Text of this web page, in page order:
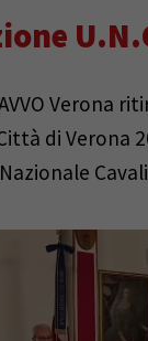
Verona
di Verona